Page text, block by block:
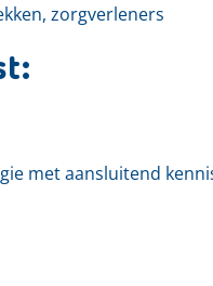
zorgverleners
met aansluitend